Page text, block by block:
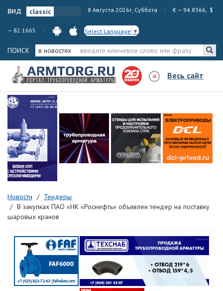
вид 8 Августа 2026г, Суббота € — 94.8366, $
— 82.1665 Select Language ▼
ПОИСК в новостях
Весь сайт
Новости
Тендеры
В закупках ПАО «НК «Роснефть» объявлен тендер на поставку
шаровых кранов